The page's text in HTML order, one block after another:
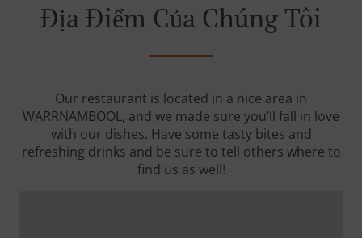
Địa Điểm Của Chúng Tôi
Our restaurant is located in a nice area in
WARRNAMBOOL, and we made sure you’ll fall in love
with our dishes. Have some tasty bites and
refreshing drinks and be sure to tell others where to
find us as well!